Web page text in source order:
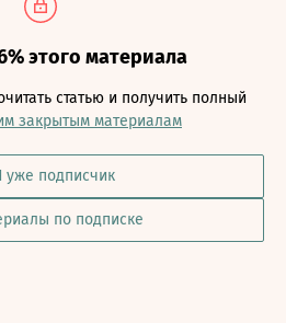
этого материала
статью и получить полный
закрытым материалам
уже подписчик
по подписке